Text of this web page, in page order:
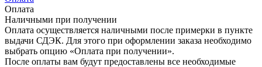
Оплата
Наличными при получении
Оплата осуществляется наличными после примерки в пункте
выдачи СДЭК. Для этого при оформлении заказа необходимо
выбрать опцию «Оплата при получении».
После оплаты вам будут предоставлены все необходимые